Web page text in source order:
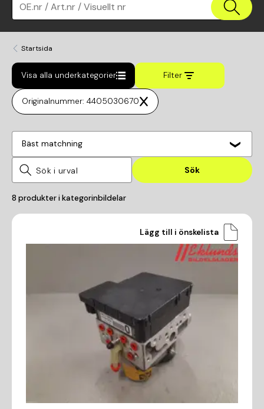
OE.nr / Art.nr / Visuellt nr
Startsida
Visa alla underkategorier Filter
Originalnummer: 4405030670
Bäst matchning
Sök
8 produkter i kategorinbildelar
Lägg till i önskelista